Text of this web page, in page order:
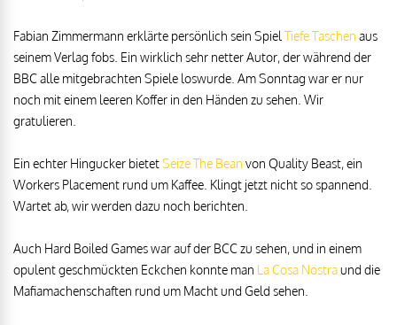
Fabian Zimmermann erklärte persönlich sein Spiel Tiefe Taschen aus
seinem Verlag fobs. Ein wirklich sehr netter Autor, der während der
BBC alle mitgebrachten Spiele loswurde. Am Sonntag war er nur
noch mit einem leeren Koffer in den Händen zu sehen. Wir
gratulieren.
Ein echter Hingucker bietetSeize The Bean von Quality Beast, ein
Workers Placement rund um Kaffee. Klingt jetzt nicht so spannend.
Wartet ab, wir werden dazu noch berichten.
Auch Hard Boiled Games war auf der BCC zu sehen, und in einem
opulent geschmückten Eckchen konnte man La Cosa Nostraund die
Mafiamachenschaften rund um Macht und Geld sehen.